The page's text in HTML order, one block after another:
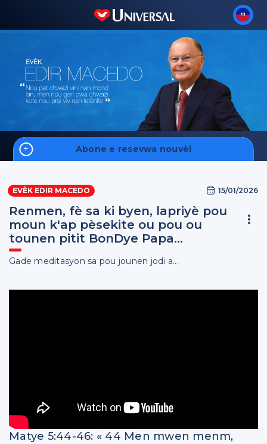
Abone e resevwa nouvèl
Enskri
Fale Conosco
EVÈK EDIR MACEDO 15/01/2026
Renmen, fè sa ki byen, lapriyè pou
moun k'ap pèsekite ou pou ou
tounen pitit BonDye Papa...
Gade meditasyon sa pou jounen jodi a...
Matye 5:44-46: « 44 Men mwen menm,